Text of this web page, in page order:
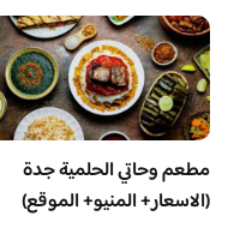
مطعم وحاتي الحلمية جدة
(الاسعار+ المنيو+ الموقع)